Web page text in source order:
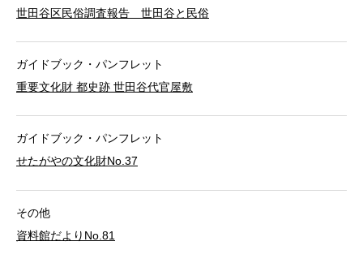
世田谷区民俗調査報告 世田谷と民俗
ガイドブック・パンフレット
重要文化財 都史跡 世田谷代官屋敷
ガイドブック・パンフレット
せたがやの文化財No.37
その他
資料館だよりNo.81